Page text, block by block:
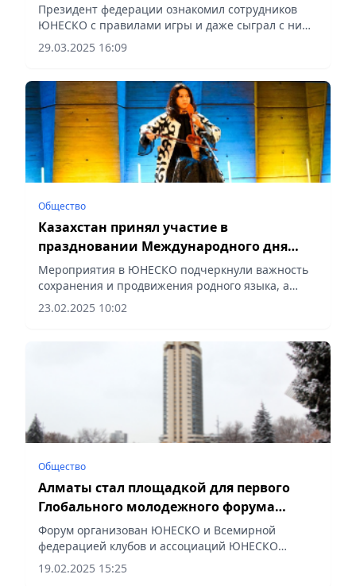
тогызкумалак
Президент федерации ознакомил сотрудников
ЮНЕСКО с правилами игры и даже сыграл с ними
одну партию, сообщает Vecher.kz.
29.03.2025 16:09
Общество
Казахстан принял участие в
праздновании Международного дня
родного языка в штаб-квартире ЮНЕСКО
Мероприятия в ЮНЕСКО подчеркнули важность
сохранения и продвижения родного языка, а
также культурного многообразия, сообщает
Vecher.kz.
23.02.2025 10:02
Общество
Алматы стал площадкой для первого
Глобального молодежного форума
ЮНЕСКО
Форум организован ЮНЕСКО и Всемирной
федерацией клубов и ассоциаций ЮНЕСКО
(WFUCA) при поддержке Казахстанской
национальной федерации клубов ЮНЕСКО,
19.02.2025 15:25